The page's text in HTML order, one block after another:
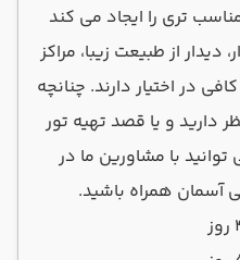
مناسب تری را ایجاد می کند
از طبیعت زیبا، مراکز
در اختیار دارند. چنانچه
دارید و یا قصد تهیه تور
با مشاورین ما در
همراه باشید.